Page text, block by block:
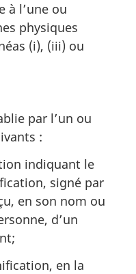
à l’une ou
physiques
(i), (iii) ou
par l’un ou
:
indiquant le
signé par
en son nom ou
d’un
en la